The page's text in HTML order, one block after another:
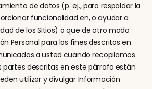
de datos (p. ej., para respaldar la
funcionalidad en, o ayudar a
de los Sitios) o que de otro modo
Personal para los fines descritos en
a usted cuando recopilamos
partes descritas en este párrafo están
utilizar y divulgar Información